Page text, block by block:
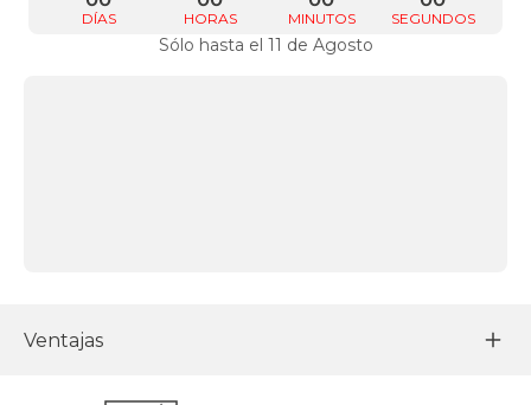
DÍAS HORAS MINUTOS SEGUNDOS
Sólo hasta el 11 de Agosto
Ventajas